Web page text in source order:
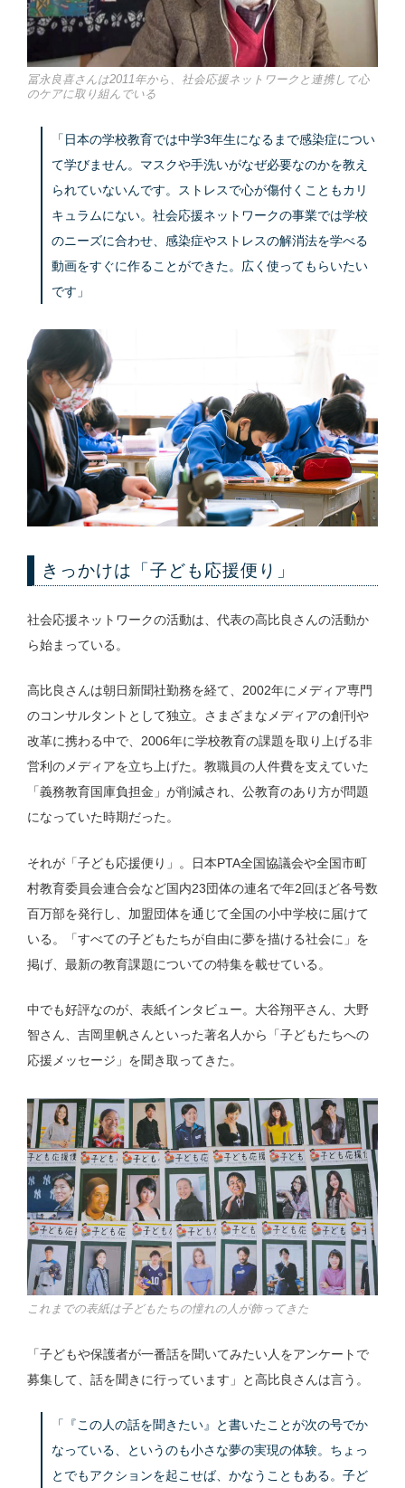
冨永良喜さんは2011年から、社会応援ネットワークと連携して心
のケアに取り組んでいる
「日本の学校教育では中学3年生になるまで感染症につい
て学びません。マスクや手洗いがなぜ必要なのかを教え
られていないんです。ストレスで心が傷付くこともカリ
キュラムにない。社会応援ネットワークの事業では学校
のニーズに合わせ、感染症やストレスの解消法を学べる
動画をすぐに作ることができた。広く使ってもらいたい
です」
きっかけは「子ども応援便り」
社会応援ネットワークの活動は、代表の高比良さんの活動か
ら始まっている。
高比良さんは朝日新聞社勤務を経て、2002年にメディア専門
のコンサルタントとして独立。さまざまなメディアの創刊や
改革に携わる中で、2006年に学校教育の課題を取り上げる非
営利のメディアを立ち上げた。教職員の人件費を支えていた
「義務教育国庫負担金」が削減され、公教育のあり方が問題
になっていた時期だった。
それが「子ども応援便り」。日本PTA全国協議会や全国市町
村教育委員会連合会など国内23団体の連名で年2回ほど各号数
百万部を発行し、加盟団体を通じて全国の小中学校に届けて
いる。「すべての子どもたちが自由に夢を描ける社会に」を
掲げ、最新の教育課題についての特集を載せている。
中でも好評なのが、表紙インタビュー。大谷翔平さん、大野
智さん、吉岡里帆さんといった著名人から「子どもたちへの
応援メッセージ」を聞き取ってきた。
これまでの表紙は子どもたちの憧れの人が飾ってきた
「子どもや保護者が一番話を聞いてみたい人をアンケートで
募集して、話を聞きに行っています」と高比良さんは言う。
「『この人の話を聞きたい』と書いたことが次の号でか
なっている、というのも小さな夢の実現の体験。ちょっ
とでもアクションを起こせば、かなうこともある。子ど